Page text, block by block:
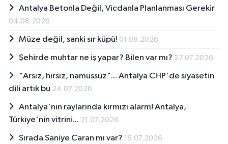
Antalya Betonla Değil, Vicdanla Planlanması Gerekir
04.08.2026
Müze değil, sanki sır küpü! 01.08.2026
Şehirde muhtar ne iş yapar? Bilen var mı? 27.07.2026
"Arsız, hırsız, namussuz"... Antalya CHP'de siyasetin
dili artık bu 24.07.2026
Antalya'nın raylarında kırmızı alarm! Antalya,
Türkiye'nin vitrini... 21.07.2026
Sırada Saniye Caran mı var? 15.07.2026